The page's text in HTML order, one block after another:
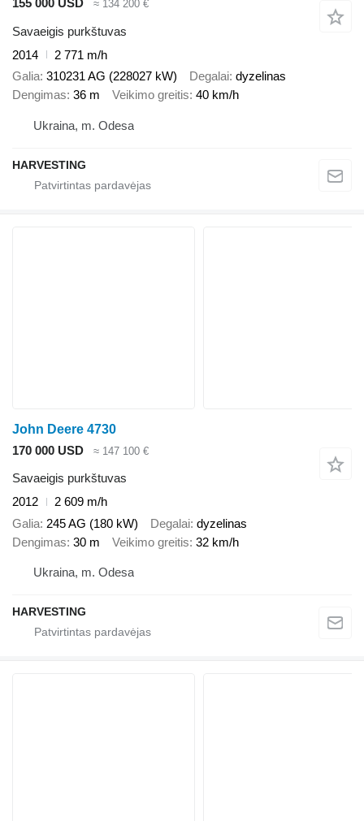
155 000 USD ≈ 134 200 €
Savaeigis purkštuvas
2014
2 771 m/h
Galia 310231 AG (228027 kW) Degalai dyzelinas
Dengimas 36 m Veikimo greitis 40 km/h
Ukraina, m. Odesa
HARVESTING
John Deere 4730
170 000 USD
≈ 147 100 €
Savaeigis purkštuvas
2012
2 609 m/h
Galia 245 AG (180 kW) Degalai dyzelinas
Dengimas 30 m Veikimo greitis 32 km/h
Ukraina, m. Odesa
HARVESTING